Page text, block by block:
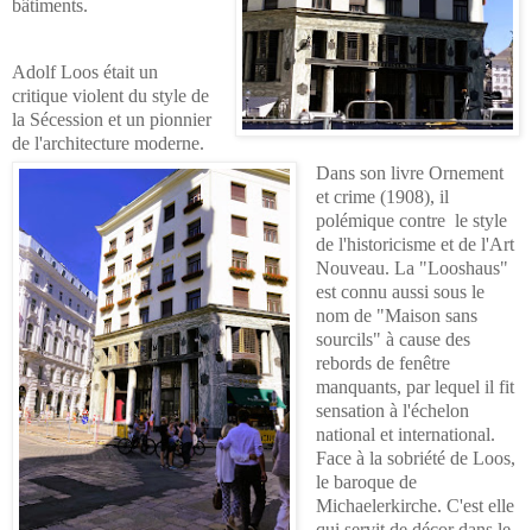
bâtiments.
Adolf Loos était un
critique violent du style de
la Sécession et un pionnier
de l'architecture moderne.
Dans son livre Ornement
et crime (1908), il
polémique contre le style
de l'historicisme et de l'Art
Nouveau. La "Looshaus"
est connu aussi sous le
nom de "Maison sans
sourcils" à cause des
rebords de fenêtre
manquants, par lequel il fit
sensation à l'échelon
national et international.
Face à la sobriété de Loos,
le baroque de
Michaelerkirche. C'est elle